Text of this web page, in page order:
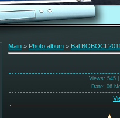
Main » Photo album » Bal BOBOCI
Views: 545 |
Date: 06